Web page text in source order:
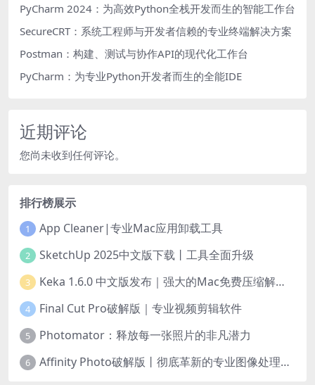
PyCharm 2024：为高效Python全栈开发而生的智能工作台
SecureCRT：系统工程师与开发者信赖的专业终端解决方案
Postman：构建、测试与协作API的现代化工作台
PyCharm：为专业Python开发者而生的全能IDE
近期评论
您尚未收到任何评论。
排行榜展示
1 App Cleaner|专业Mac应用卸载工具
2 SketchUp 2025中文版下载丨工具全面升级
3 Keka 1.6.0 中文版发布｜强大的Mac免费压缩解压工具
4 Final Cut Pro破解版｜专业视频剪辑软件
5 Photomator：释放每一张照片的非凡潜力
6 Affinity Photo破解版丨彻底革新的专业图像处理软件